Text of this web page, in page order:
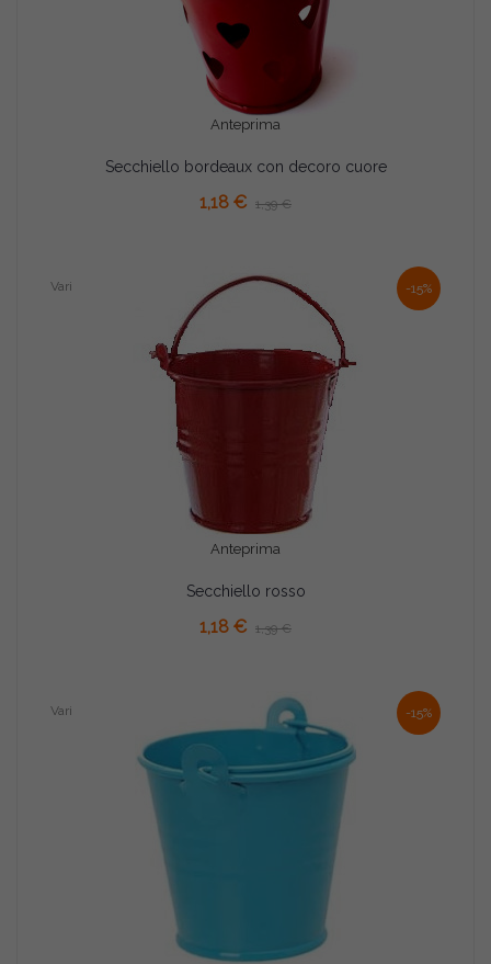
Anteprima
Secchiello bordeaux con decoro cuore
1,18 € 1,39 €
-15%
Anteprima
Vari
Secchiello rosso
1,18 € 1,39 €
-15%
Vari